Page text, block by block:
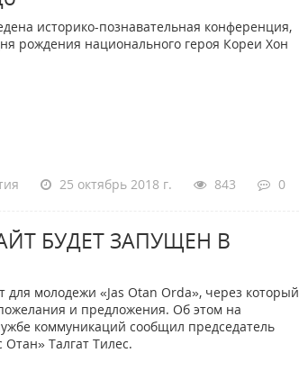
историко-познавательная конференция,
рождения национального героя Кореи Хон
25 октябрь 2018 г. 843 0
БУДЕТ ЗАПУЩЕН В
для молодежи «Jas Otan Orda», через который
и предложения. Об этом на
коммуникаций сообщил председатель
Талгат Тилес.